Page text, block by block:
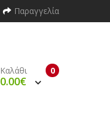
Παραγγελία
0
Καλάθι
0.00€